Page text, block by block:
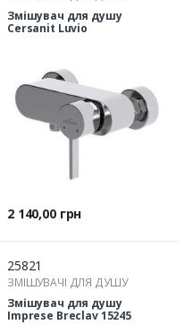
Змішувач для душу
Cersanit Luvio
Ціна
2 140,00 грн
25821
ЗМІШУВАЧІ ДЛЯ ДУШУ
Змішувач для душу
Imprese Breclav 15245